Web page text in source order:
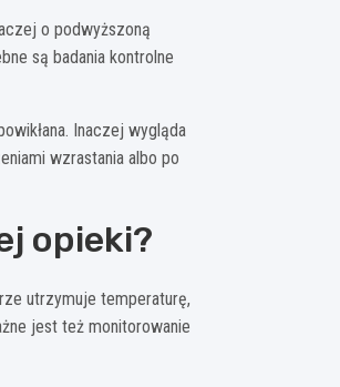
o podwyższoną
są badania kontrolne
Inaczej wygląda
wzrastania albo po
opieki?
utrzymuje temperaturę,
jest też monitorowanie